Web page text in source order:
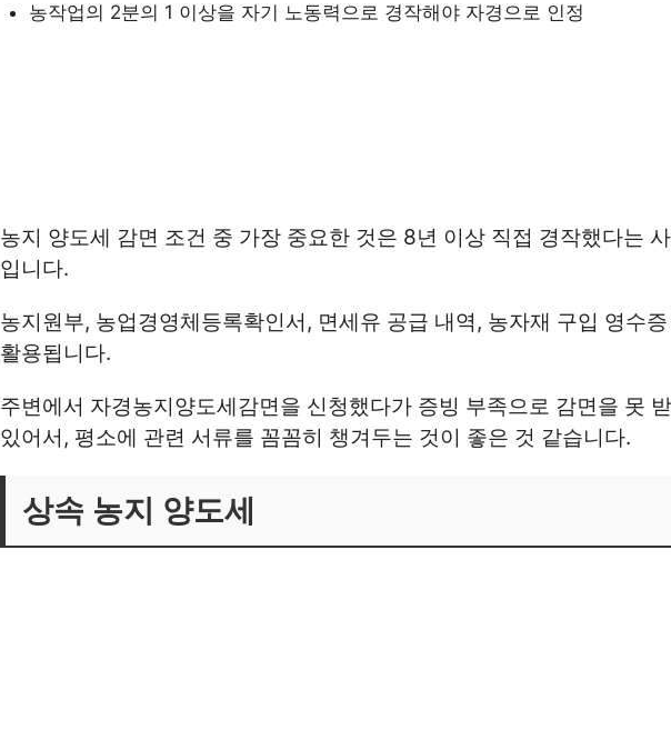
농작업의 2분의 1 이상을 자기 노동력으로 경작해야 자경으로 인정
농지 양도세 감면 조건 중 가장 중요한 것은 8년 이상 직접 경작했다는
입니다.
농지원부, 농업경영체등록확인서, 면세유 공급 내역, 농자재 구입 영수
활용됩니다.
주변에서 자경농지양도세감면을 신청했다가 증빙 부족으로 감면을 못
있어서, 평소에 관련 서류를 꼼꼼히 챙겨두는 것이 좋은 것 같습니다.
상속 농지 양도세